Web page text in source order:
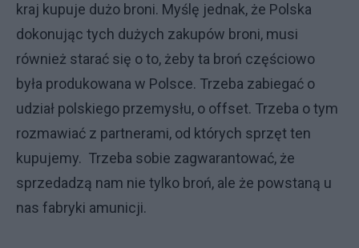
kraj kupuje dużo broni. Myślę jednak, że Polska
dokonując tych dużych zakupów broni, musi
również starać się o to, żeby ta broń częściowo
była produkowana w Polsce. Trzeba zabiegać o
udział polskiego przemysłu, o offset. Trzeba o tym
rozmawiać z partnerami, od których sprzęt ten
kupujemy. Trzeba sobie zagwarantować, że
sprzedadzą nam nie tylko broń, ale że powstaną u
nas fabryki amunicji.